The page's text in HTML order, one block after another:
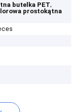
butelka PET,
prostokątna